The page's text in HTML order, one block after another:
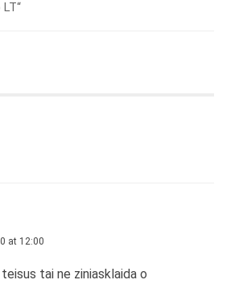
at 12:00
tai ne ziniasklaida o